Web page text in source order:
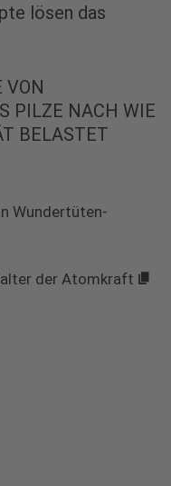
lösen das
VON
PILZE NACH WIE
BELASTET
Wundertüten-
der Atomkraft